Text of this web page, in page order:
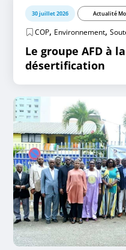
30 juillet 2026 Actualité
COP, Environnement,
Le groupe AFD à
désertification